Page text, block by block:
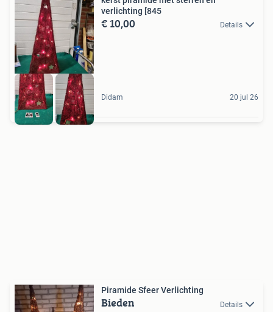
verlichting [845
€ 10,00 Details
Didam 20 jul 26
Piramide Sfeer Verlichting
Bieden Details